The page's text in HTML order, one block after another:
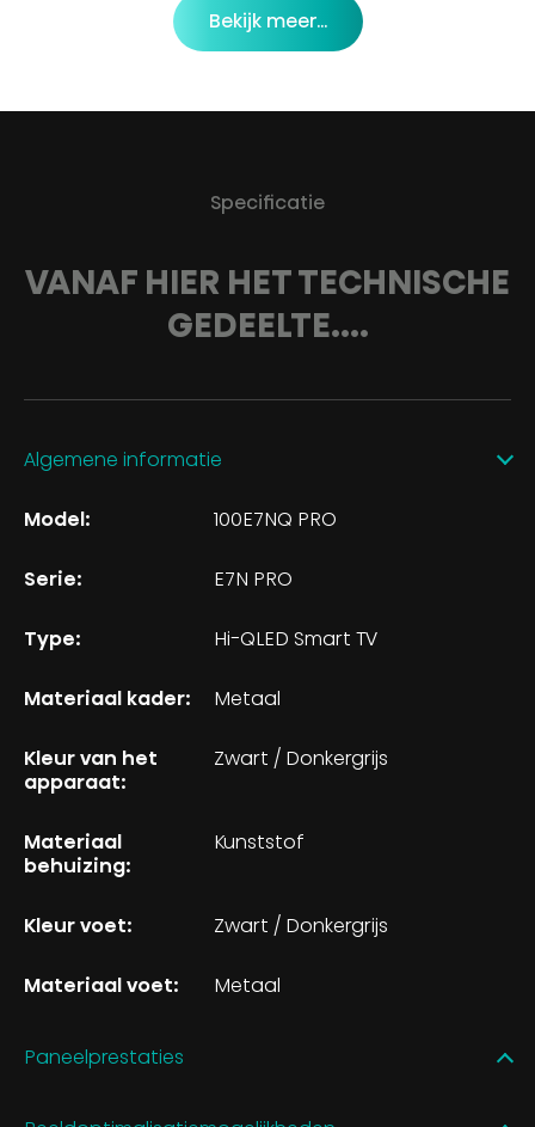
Bekijk meer...
Specificatie
VANAF HIER HET TECHNISCHE
GEDEELTE....
Algemene informatie
Model: 100E7NQ PRO
Serie: E7N PRO
Type: Hi-QLED Smart TV
Materiaal kader: Metaal
Kleur van het
apparaat:
Zwart / Donkergrijs
Materiaal
behuizing:
Kunststof
Kleur voet: Zwart / Donkergrijs
Materiaal voet: Metaal
Paneelprestaties